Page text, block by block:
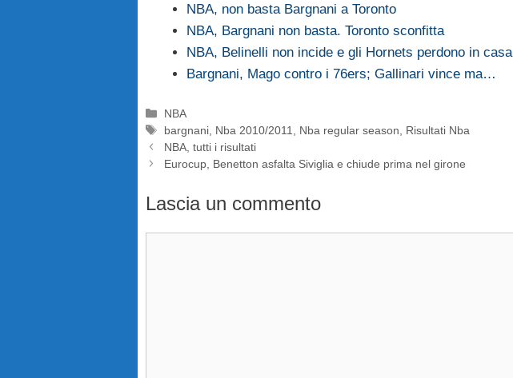
NBA, non basta Bargnani a Toronto
NBA, Bargnani non basta. Toronto sconfitta
NBA, Belinelli non incide e gli Hornets perdono in casa
Bargnani, Mago contro i 76ers; Gallinari vince ma…
Categorie
NBA
Tag
bargnani Nba 2010/2011 Nba regular season
Risultati Nba
NBA, tutti i risultati
Eurocup, Benetton asfalta Siviglia e chiude prima nel girone
Lascia un commento